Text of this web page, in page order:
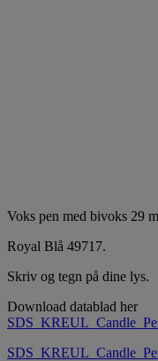
Voks pen med bivoks 29
Royal Blå 49717.
Skriv og tegn på dine lys.
Download datablad her